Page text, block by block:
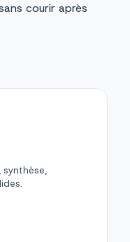
courir après
synthèse,